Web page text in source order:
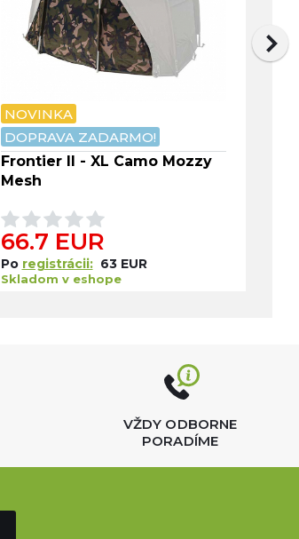
NOVINKA
DOPRAVA ZADARMO!
Frontier II - XL Camo Mozzy
Mesh
66.7 EUR
Po registrácii: 63 EUR
Skladom v eshope
VŽDY ODBORNE
PORADÍME